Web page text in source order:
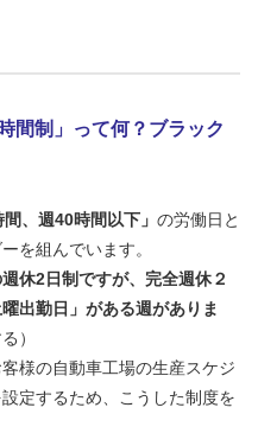
間制」って何？ブラック
、週40時間以下」 の労働日と
を組んでいます。
休2日制ですが、完全週休２
出勤日」がある週がありま
）
様の自動車工場の生産スケジ
定するため、こうした制度を